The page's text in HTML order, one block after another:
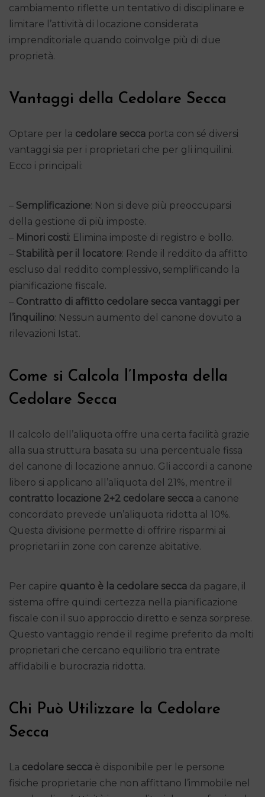
cambiamento riflette un tentativo di disciplinare e
limitare l’attività di locazione considerata
imprenditoriale quando coinvolge più di due
proprietà.
Vantaggi della Cedolare Secca
Optare per la cedolare secca porta con sé diversi
vantaggi sia per i proprietari che per gli inquilini.
Ecco i principali:
– Semplificazione: Non si deve più preoccuparsi
della gestione di più imposte.
– Minori costi: Elimina imposte di registro e bollo.
– Stabilità per il locatore: Rende il reddito da affitto
escluso dal reddito complessivo, semplificando la
pianificazione fiscale.
– Contratto di affitto cedolare secca vantaggi per
l’inquilino: Nessun aumento del canone dovuto a
rilevazioni Istat.
Come si Calcola l’Imposta della
Cedolare Secca
Il calcolo dell’aliquota offre una certa facilità grazie
alla sua struttura basata su una percentuale fissa
del canone di locazione annuo. Gli accordi a canone
libero si applicano all’aliquota del 21%, mentre il
contratto locazione 2+2 cedolare secca a canone
concordato prevede un’aliquota ridotta al 10%.
Questa divisione permette di offrire risparmi ai
proprietari in zone con carenze abitative.
Per capire quanto è la cedolare secca da pagare, il
sistema offre quindi certezza nella pianificazione
fiscale con il suo approccio diretto e senza sorprese.
Questo vantaggio rende il regime preferito da molti
proprietari che cercano equilibrio tra entrate
affidabili e burocrazia ridotta.
Chi Può Utilizzare la Cedolare
Secca
La cedolare secca è disponibile per le persone
fisiche proprietarie che non affittano l’immobile nel